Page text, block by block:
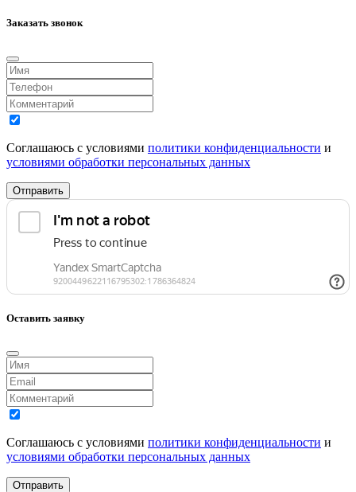
Заказать звонок
Соглашаюсь с условиями политики конфиденциальности и
условиями обработки персональных данных
Отправить
Оставить заявку
Соглашаюсь с условиями политики конфиденциальности и
условиями обработки персональных данных
Отправить